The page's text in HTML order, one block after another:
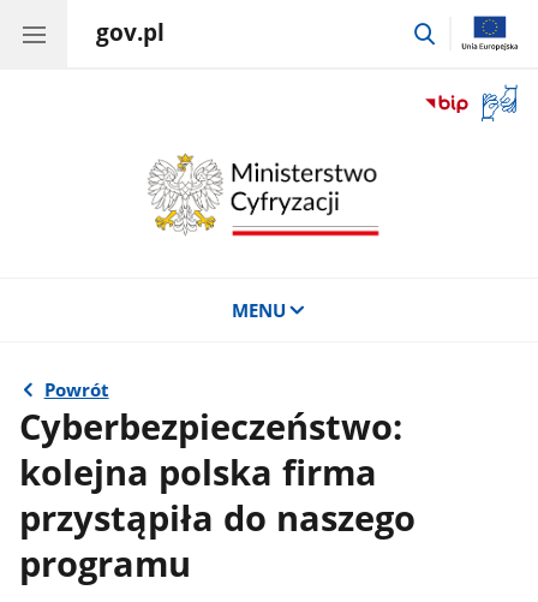
gov.pl
przejdź
okno
MENU
Powrót
Cyberbezpieczeństwo:
kolejna polska firma
przystąpiła do naszego
programu